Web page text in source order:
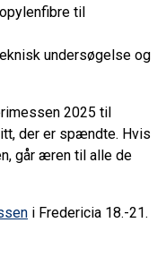
til
undersøgelse og
2025 til
der er spændte. Hvis
går æren til alle de
i Fredericia 18.-21.